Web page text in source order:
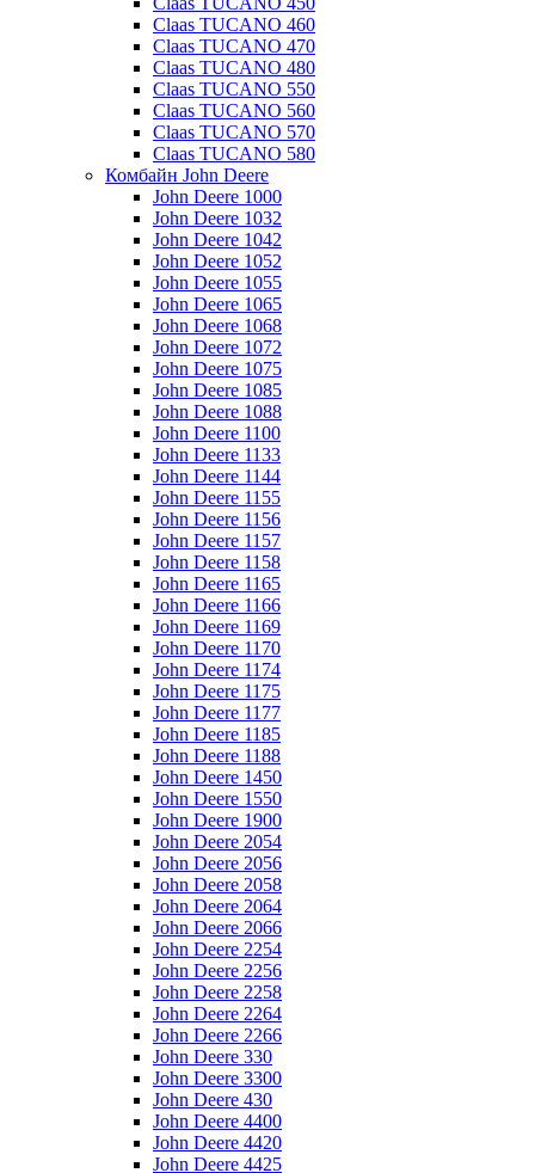
Claas TUCANO 460
Claas TUCANO 470
Claas TUCANO 480
Claas TUCANO 550
Claas TUCANO 560
Claas TUCANO 570
Claas TUCANO 580
Комбайн John Deere
John Deere 1000
John Deere 1032
John Deere 1042
John Deere 1052
John Deere 1055
John Deere 1065
John Deere 1068
John Deere 1072
John Deere 1075
John Deere 1085
John Deere 1088
John Deere 1100
John Deere 1133
John Deere 1144
John Deere 1155
John Deere 1156
John Deere 1157
John Deere 1158
John Deere 1165
John Deere 1166
John Deere 1169
John Deere 1170
John Deere 1174
John Deere 1175
John Deere 1177
John Deere 1185
John Deere 1188
John Deere 1450
John Deere 1550
John Deere 1900
John Deere 2054
John Deere 2056
John Deere 2058
John Deere 2064
John Deere 2066
John Deere 2254
John Deere 2256
John Deere 2258
John Deere 2264
John Deere 2266
John Deere 330
John Deere 3300
John Deere 430
John Deere 4400
John Deere 4420
John Deere 4425